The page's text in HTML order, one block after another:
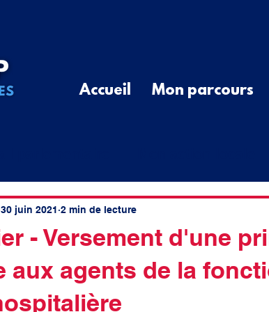
Accueil Mon parcours
Communiqué de Presse
élus ruraux cotisations
- Versement d'une
aux agents de la
30 juin 2021 2 min de lecture